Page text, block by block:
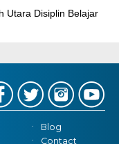
Utara Disiplin Belajar
Blog
Contact